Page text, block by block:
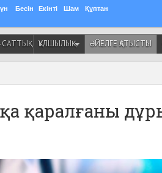
Бесін Екінті Шам Құптан
ҚҰЛШЫЛЫҚ ӘЙЕЛГЕ ҚАТЫСТЫ
қаралғаны